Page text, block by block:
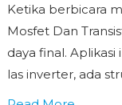
Ketika berbicara
Mosfet Dan
daya final.
las inverter, ada